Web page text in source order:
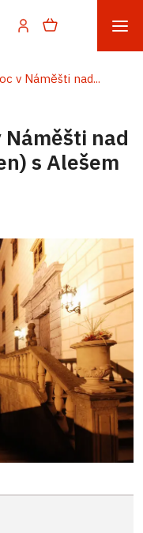
v Náměšti nad...
nad
s Alešem